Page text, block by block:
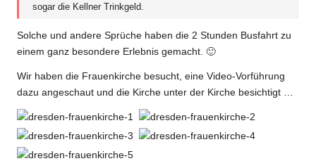
sogar die Kellner Trinkgeld.
Solche und andere Sprüche haben die 2 Stunden Busfahrt zu
einem ganz besondere Erlebnis gemacht. 🙂
Wir haben die Frauenkirche besucht, eine Video-Vorführung
dazu angeschaut und die Kirche unter der Kirche besichtigt …